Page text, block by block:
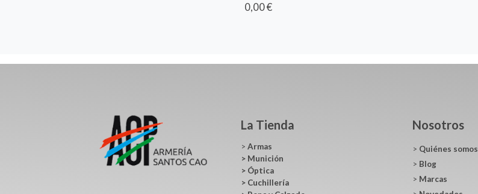
0,00 €
La Tienda
> Armas
> Munición
> Óptica
> Cuchillería
Nosotros
> Quiénes somos
> Blog
> Marcas